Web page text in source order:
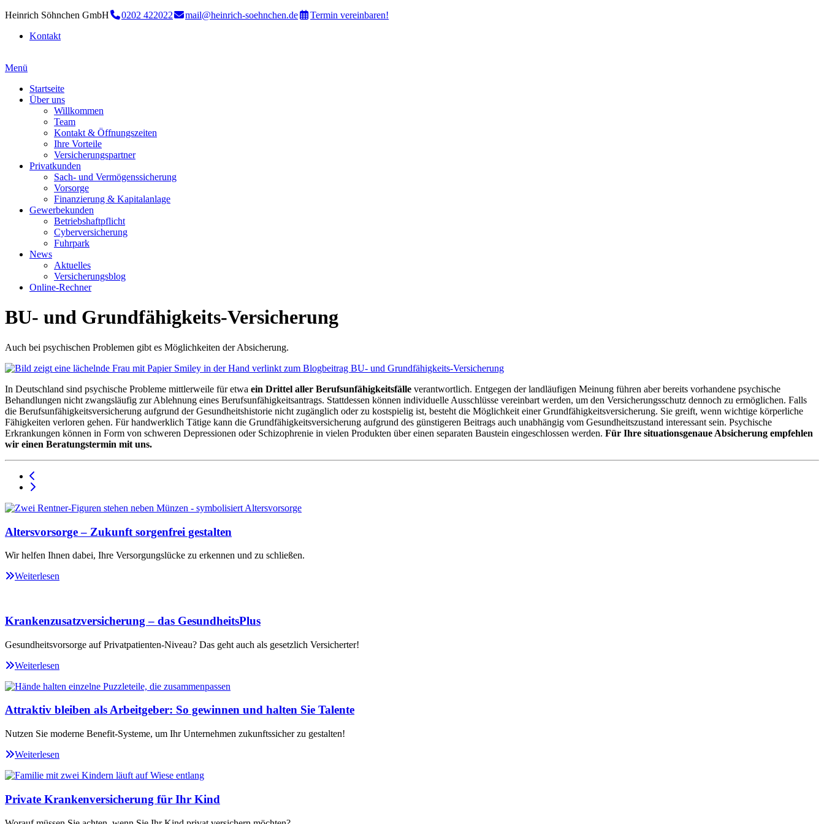
Heinrich Söhnchen GmbH 0202 422022 mail@heinrich-soehnchen.de
Termin vereinbaren!
Kontakt
Menü
Startseite
Über uns
Willkommen
Team
Kontakt & Öffnungszeiten
Ihre Vorteile
Versicherungspartner
Privatkunden
Sach- und Vermögenssicherung
Vorsorge
Finanzierung & Kapitalanlage
Gewerbekunden
Betriebshaftpflicht
Cyberversicherung
Fuhrpark
News
Aktuelles
Versicherungsblog
Online-Rechner
BU- und Grundfähigkeits-Versicherung
Auch bei psychischen Problemen gibt es Möglichkeiten der Absicherung.
In Deutschland sind psychische Probleme mittlerweile für etwa ein Drittel aller Berufsunfähigkeitsfälle verantwortlich. Entgegen der landläufigen Meinung führen aber bereits vorhandene psychische
Behandlungen nicht zwangsläufig zur Ablehnung eines Berufsunfähigkeitsantrags. Stattdessen können individuelle Ausschlüsse vereinbart werden, um den Versicherungsschutz dennoch zu ermöglichen. Falls
die Berufsunfähigkeitsversicherung aufgrund der Gesundheitshistorie nicht zugänglich oder zu kostspielig ist, besteht die Möglichkeit einer Grundfähigkeitsversicherung. Sie greift, wenn wichtige körperliche
Fähigkeiten verloren gehen. Für handwerklich Tätige kann die Grundfähigkeitsversicherung aufgrund des günstigeren Beitrags auch unabhängig vom Gesundheitszustand interessant sein. Psychische
Erkrankungen können in Form von schweren Depressionen oder Schizophrenie in vielen Produkten über einen separaten Baustein eingeschlossen werden. Für Ihre situationsgenaue Absicherung empfehlen
wir einen Beratungstermin mit uns.
Altersvorsorge – Zukunft sorgenfrei gestalten
Wir helfen Ihnen dabei, Ihre Versorgungslücke zu erkennen und zu schließen.
Weiterlesen
Krankenzusatzversicherung – das GesundheitsPlus
Gesundheitsvorsorge auf Privatpatienten-Niveau? Das geht auch als gesetzlich Versicherter!
Weiterlesen
Attraktiv bleiben als Arbeitgeber: So gewinnen und halten Sie Talente
Nutzen Sie moderne Benefit-Systeme, um Ihr Unternehmen zukunftssicher zu gestalten!
Weiterlesen
Private Krankenversicherung für Ihr Kind